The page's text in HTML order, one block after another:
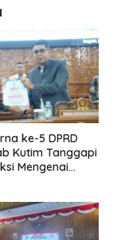
ke-5 DPRD
Kutim Tanggapi
Mengenai